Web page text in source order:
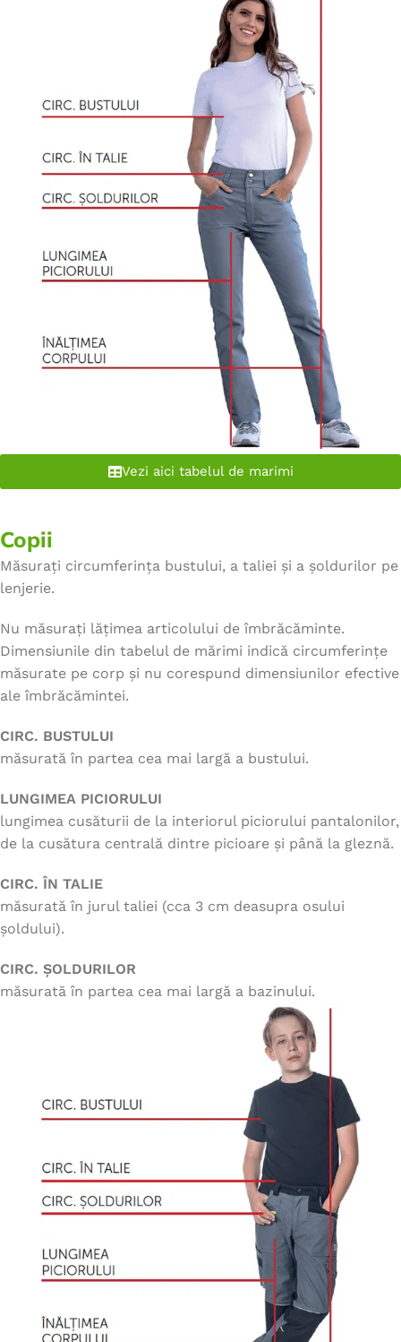
Vezi aici tabelul de marimi
Copii
Măsurați circumferința bustului, a taliei și a șoldurilor pe
lenjerie.
Nu măsurați lățimea articolului de îmbrăcăminte.
Dimensiunile din tabelul de mărimi indică circumferințe
măsurate pe corp și nu corespund dimensiunilor efective
ale îmbrăcămintei.
CIRC. BUSTULUI
măsurată în partea cea mai largă a bustului.
LUNGIMEA PICIORULUI
lungimea cusăturii de la interiorul piciorului pantalonilor,
de la cusătura centrală dintre picioare și până la gleznă.
CIRC. ÎN TALIE
măsurată în jurul taliei (cca 3 cm deasupra osului
șoldului).
CIRC. ȘOLDURILOR
măsurată în partea cea mai largă a bazinului.